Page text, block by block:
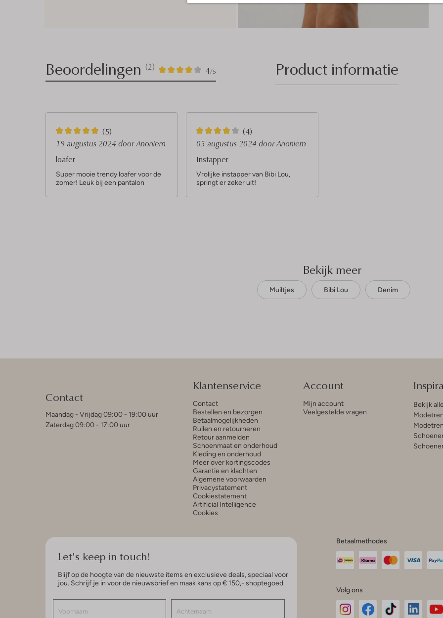
Product informatie
Beoordelingen (2) 4/5
2
4
5
S
t
e
r
r
(5)
19 augustus 2024 door Anoniem
loafer
Super mooie trendy loafer voor de
zomer! Leuk bij een pantalon
4
S
t
e
r
r
(4)
05 augustus 2024 door Anoniem
Instapper
Vrolijke instapper van Bibi Lou,
springt er zeker uit!
Bekijk meer
Muiltjes Bibi Lou Denim
Contact
Maandag - Vrijdag 09:00 - 19:00 uur
Zaterdag 09:00 - 17:00 uur
Klantenservice
Contact
Bestellen en bezorgen
Betaalmogelijkheden
Ruilen en retourneren
Retour aanmelden
Schoenmaat en onderhoud
Kleding en onderhoud
Meer over kortingscodes
Garantie en klachten
Algemene voorwaarden
Privacystatement
Cookiestatement
Artificial Intelligence
Cookies
Account
Mijn account
Veelgestelde vragen
Bekijk
Let's keep in touch!
Blijf op de hoogte van de nieuwste items en exclusieve deals, speciaal voor
jou. Schrijf je in voor de nieuwsbrief en maak kans op € 150,- shoptegoed.
Betaalmethodes
Volg ons